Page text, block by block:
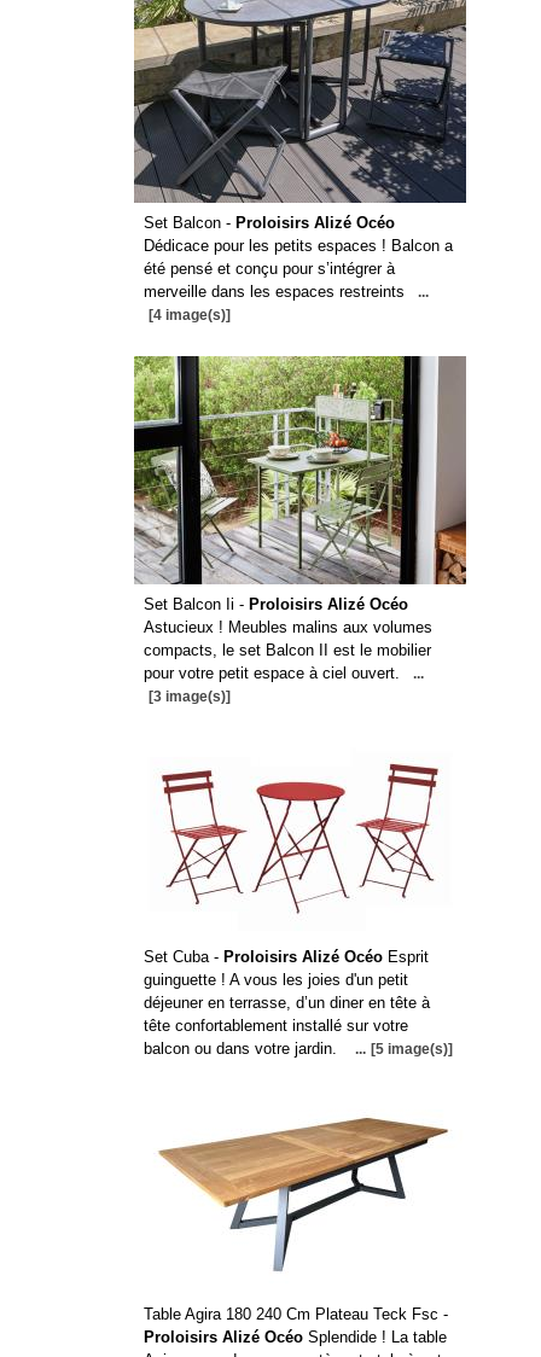
Set Balcon - Proloisirs Alizé Océo
Dédicace pour les petits espaces ! Balcon a
été pensé et conçu pour s’intégrer à
merveille dans les espaces restreints
...
[4 image(s)]
Set Balcon Ii - Proloisirs Alizé Océo
Astucieux ! Meubles malins aux volumes
compacts, le set Balcon II est le mobilier
pour votre petit espace à ciel ouvert.
...
[3 image(s)]
Set Cuba - Proloisirs Alizé OcéoEsprit
guinguette ! A vous les joies d'un petit
déjeuner en terrasse, d’un diner en tête à
tête confortablement installé sur votre
balcon ou dans votre jardin.
... [5 image(s)]
Table Agira 180 240 Cm Plateau Teck Fsc -
Proloisirs Alizé OcéoSplendide ! La table